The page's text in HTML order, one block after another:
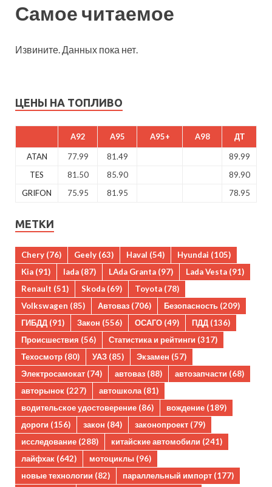
Самое читаемое
Извините. Данных пока нет.
ЦЕНЫ НА ТОПЛИВО
A92 A95 A95+ A98 ДТ
ATAN 77.99 81.49
89.99
TES
81.50 85.90
89.90
GRIFON
75.95 81.95 78.95
МЕТКИ
Chery (76) Geely (63) Haval (54) Hyundai (105)
Kia (91) lada (87) LAda Granta (97) Lada Vesta (91)
Renault (51) Skoda (69) Toyota (78)
Volkswagen (85) Автоваз (706) Безопасность (209)
ГИБДД (91) Закон (556) ОСАГО (49) ПДД (136)
Происшествия (56) Статистика и рейтинги (317)
Техосмотр (80) УАЗ (85) Экзамен (57)
Электросамокат (74) автоваз (88) автозапчасти (68)
авторынок (227) автошкола(81)
водительское удостоверение (86) вождение (189)
дороги (156) закон (84) законопроект (79)
исследование (288) китайские автомобили (241)
лайфхак (642) мотоциклы (96)
новые технологии (82) параллельный импорт (177)